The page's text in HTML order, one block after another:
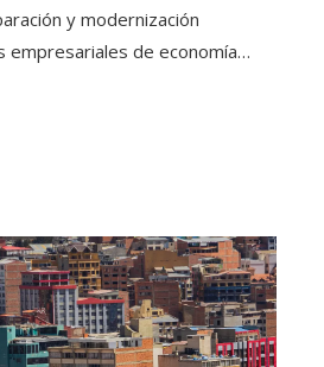
y modernización
empresariales de economía…